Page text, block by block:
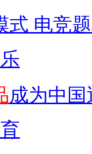
式 电竞
成为中